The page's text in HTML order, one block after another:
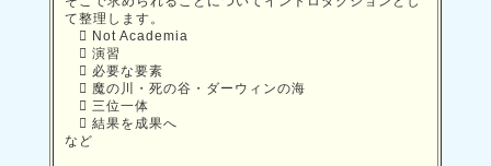
て整理します。
 Not Academia
 演習
 必要な要素
 魔の川・死の谷・ダーウィンの海
 三位一体
 結果を成果へ
など